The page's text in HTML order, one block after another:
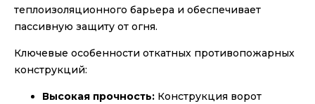
теплоизоляционного барьера и обеспечивает
пассивную защиту от огня.
Ключевые особенности откатных противопожарных
конструкций:
Высокая прочность: Конструкция ворот